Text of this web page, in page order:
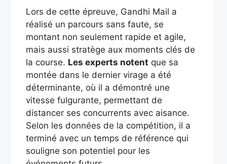
Lors de cette épreuve, Gandhi Mail a
réalisé un parcours sans faute, se
montant non seulement rapide et agile,
mais aussi stratège aux moments clés de
la course. Les experts notent que sa
montée dans le dernier virage a été
déterminante, où il a démontré une
vitesse fulgurante, permettant de
distancer ses concurrents avec aisance.
Selon les données de la compétition, il a
terminé avec un temps de référence qui
souligne son potentiel pour les